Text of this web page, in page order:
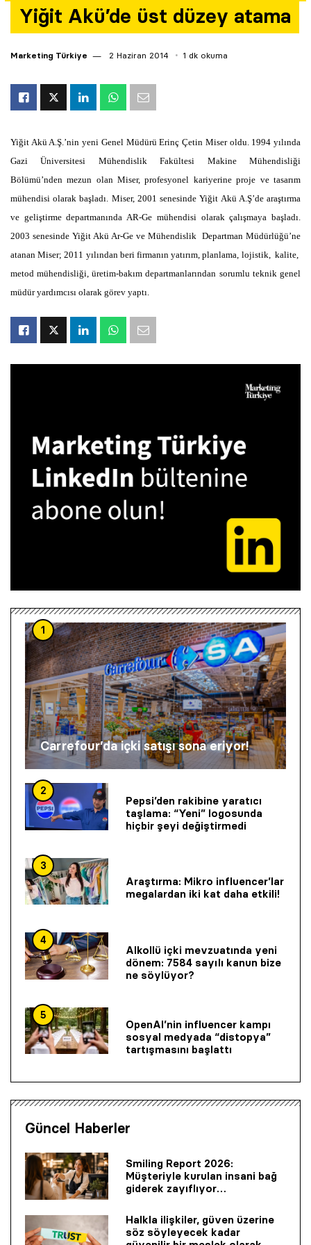
Yiğit Akü’de üst düzey atama
Marketing Türkiye 2 Haziran 2014 1 dk okuma
Yiğit Akü A.Ş.’nin yeni Genel Müdürü Erinç Çetin Miser oldu. 1994 yılında
Gazi Üniversitesi Mühendislik Fakültesi Makine Mühendisliği
Bölümü’nden mezun olan Miser, profesyonel kariyerine proje ve tasarım
mühendisi olarak başladı. Miser, 2001 senesinde Yiğit Akü A.Ş’de araştırma
ve geliştirme departmanında AR-Ge mühendisi olarak çalışmaya başladı.
2003 senesinde Yiğit Akü Ar-Ge ve Mühendislik Departman Müdürlüğü’ne
atanan Miser; 2011 yılından beri firmanın yatırım, planlama, lojistik, kalite,
metod mühendisliği, üretim-bakım departmanlarından sorumlu teknik genel
müdür yardımcısı olarak görev yaptı.
1
Carrefour’da içki satışı sona eriyor!
2
Pepsi’den rakibine yaratıcı
taşlama: “Yeni” logosunda
hiçbir şeyi değiştirmedi
3
Araştırma: Mikro influencer’lar
megalardan iki kat daha etkili!
4
Alkollü içki mevzuatında yeni
dönem: 7584 sayılı kanun bize
ne söylüyor?
5
OpenAI’nin influencer kampı
sosyal medyada “distopya”
tartışmasını başlattı
Güncel Haberler
Smiling Report 2026:
Müşteriyle kurulan insani bağ
giderek zayıflıyor…
Halkla ilişkiler, güven üzerine
söz söyleyecek kadar
Yazarlar
Araştırma